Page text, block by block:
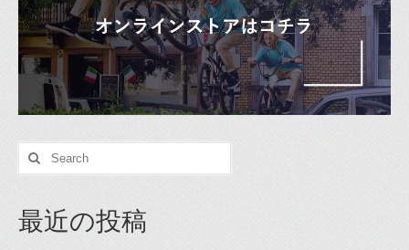
Search
for:
最近の投稿